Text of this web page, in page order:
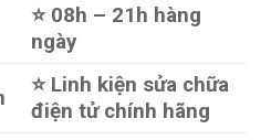
⭐️ 08h – 21h hàng
ngày
⭐️ Linh kiện sửa chữa
điện tử chính hãng